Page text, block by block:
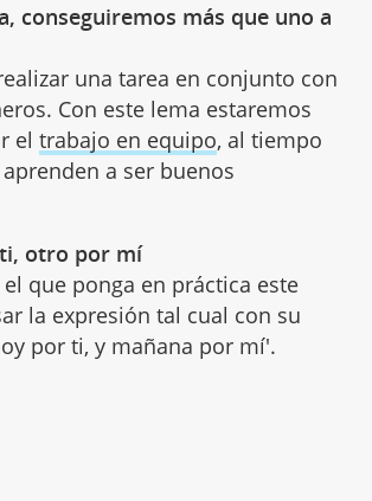
conseguiremos más que uno a
una tarea en conjunto con
Con este lema estaremos
el trabajo en equipo, al tiempo
a ser buenos
otro por mí
que ponga en práctica este
la expresión tal cual con su
por ti, y mañana por mí'.